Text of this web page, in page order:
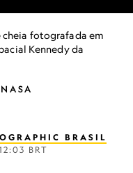
cheia fotografada em
Kennedy da
BRASIL
BRT